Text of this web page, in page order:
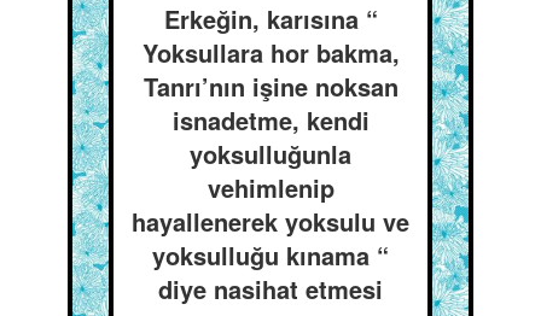
Erkeğin, karısına “
Yoksullara hor bakma,
Tanrı’nın işine noksan
isnadetme, kendi
yoksulluğunla
vehimlenip
hayallenerek yoksulu ve
yoksulluğu kınama “
diye nasihat etmesi